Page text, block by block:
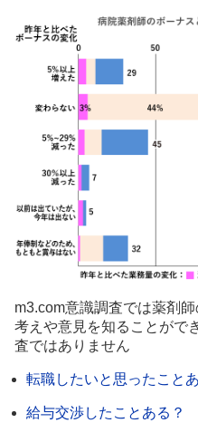
m3.com意識調査では薬剤
考えや意見を知ることがで
査ではありません
転職したいと思ったこと
給与交渉したことある？